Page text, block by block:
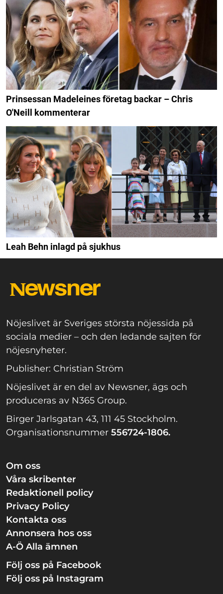
Prinsessan Madeleines företag backar – Chris
O'Neill kommenterar
Leah Behn inlagd på sjukhus
Nöjeslivet är Sveriges största nöjessida på
sociala medier – och den ledande sajten för
nöjesnyheter.
Publisher: Christian Ström
Nöjeslivet är en del av Newsner, ägs och
produceras av N365 Group.
Birger Jarlsgatan 43, 111 45 Stockholm.
Organisationsnummer 556724-1806.
Om oss
Våra skribenter
Redaktionell policy
Privacy Policy
Kontakta oss
Annonsera hos oss
A-Ö Alla ämnen
Följ oss på Facebook
Följ oss på Instagram